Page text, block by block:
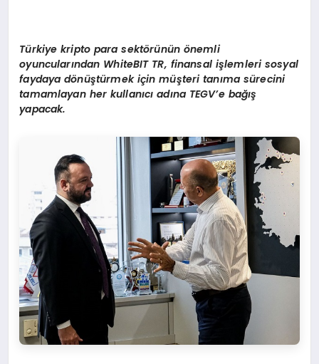
Türkiye kripto para sektörünün önemli
oyuncularından WhiteBIT TR, finansal işlemleri sosyal
faydaya dönüştürmek içinmüşteri tanıma sürecini
tamamlayan her kullanıcı adına TEGV’e bağış
yapacak.